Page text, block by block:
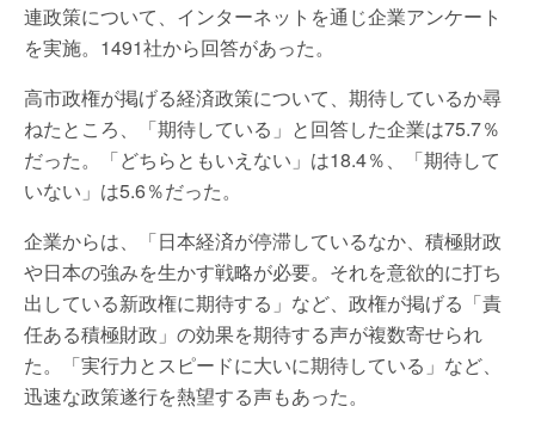
連政策について、インターネットを通じ企業アンケート
を実施。1491社から回答があった。
高市政権が掲げる経済政策について、期待しているか尋
ねたところ、「期待している」と回答した企業は75.7％
だった。「どちらともいえない」は18.4％、「期待して
いない」は5.6％だった。
企業からは、「日本経済が停滞しているなか、積極財政
や日本の強みを生かす戦略が必要。それを意欲的に打ち
出している新政権に期待する」など、政権が掲げる「責
任ある積極財政」の効果を期待する声が複数寄せられ
た。「実行力とスピードに大いに期待している」など、
迅速な政策遂行を熱望する声もあった。